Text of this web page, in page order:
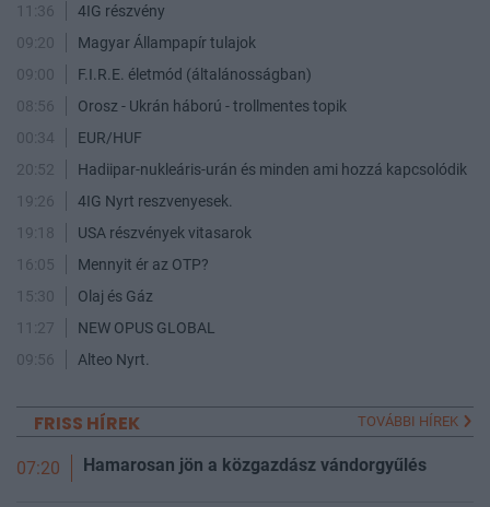
11:36
4IG részvény
09:20
Magyar Állampapír tulajok
09:00
F.I.R.E. életmód (általánosságban)
08:56
Orosz - Ukrán háború - trollmentes topik
00:34
EUR/HUF
20:52
Hadiipar-nukleáris-urán és minden ami hozzá kapcsolódik
19:26
4IG Nyrt reszvenyesek.
19:18
USA részvények vitasarok
16:05
Mennyit ér az OTP?
15:30
Olaj és Gáz
11:27
NEW OPUS GLOBAL
09:56
Alteo Nyrt.
FRISS HÍREK TOVÁBBI HÍREK
07:20 Hamarosan jön a közgazdász vándorgyűlés